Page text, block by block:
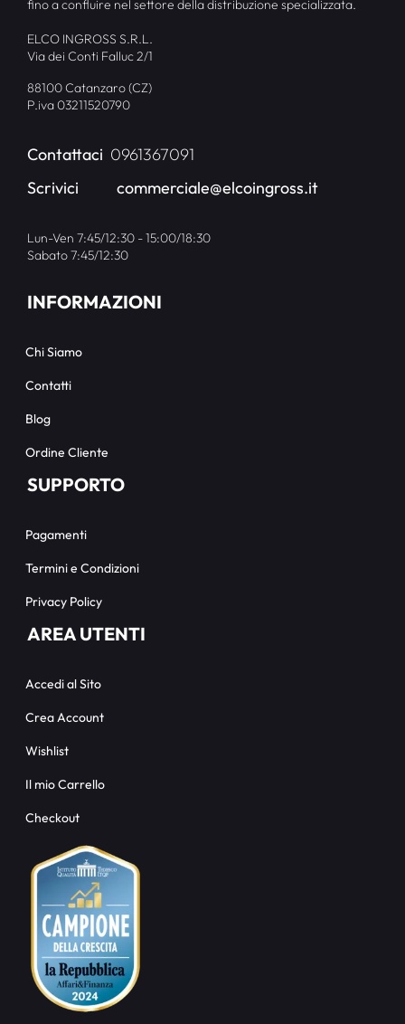
fino a confluire nel settore della distribuzione specializzata.
ELCO INGROSS S.R.L.
Via dei Conti Falluc 2/1
88100 Catanzaro (CZ)
P.iva 03211520790
Contattaci 0961367091
Scrivici
commerciale@elcoingross.it
Lun-Ven 7:45/12:30 - 15:00/18:30
Sabato 7:45/12:30
INFORMAZIONI
Chi Siamo
Contatti
Blog
Ordine Cliente
SUPPORTO
Pagamenti
Termini e Condizioni
Privacy Policy
AREA UTENTI
Accedi al Sito
Crea Account
Wishlist
Il mio Carrello
Checkout